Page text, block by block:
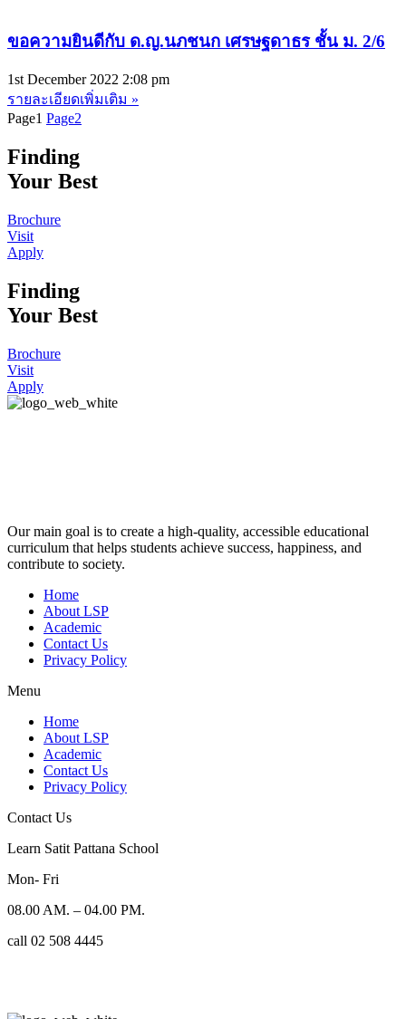
ขอความยินดีกับ ด.ญ.นภชนก เศรษฐดาธร ชั้น ม. 2/6
1st December 2022 2:08 pm
รายละเอียดเพิ่มเติม »
Page1 Page2
Finding
Your Best
Brochure
Visit
Apply
Finding
Your Best
Brochure
Visit
Apply
Our main goal is to create a high-quality, accessible educational
curriculum that helps students achieve success, happiness, and
contribute to society.
Home
About LSP
Academic
Contact Us
Privacy Policy
Menu
Home
About LSP
Academic
Contact Us
Privacy Policy
Contact Us
Learn Satit Pattana School
Mon- Fri
08.00 AM. – 04.00 PM.
call 02 508 4445